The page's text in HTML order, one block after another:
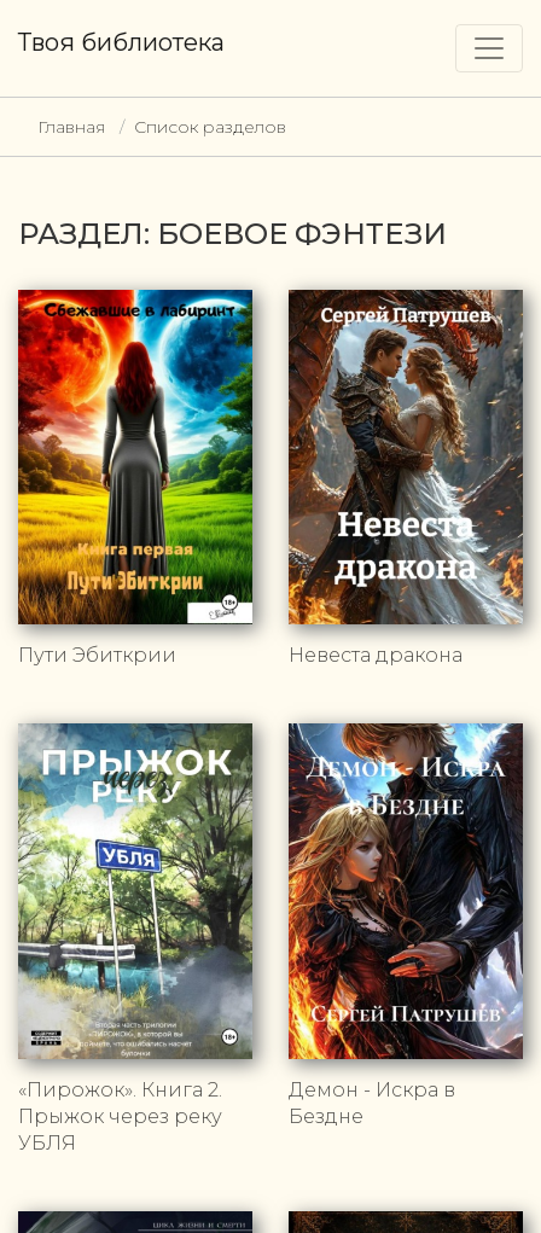
Твоя библиотека
Главная Список разделов
РАЗДЕЛ: БОЕВОЕ ФЭНТЕЗИ
Пути Эбиткрии Невеста дракона
«Пирожок». Книга 2.
Прыжок через реку
УБЛЯ
Демон - Искра в
Бездне